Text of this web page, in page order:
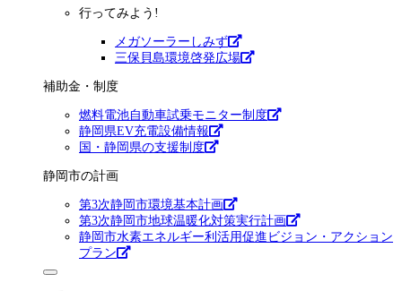
行ってみよう!
メガソーラーしみず
三保貝島環境啓発広場
補助金・制度
燃料電池自動車試乗モニター制度
静岡県EV充電設備情報
国・静岡県の支援制度
静岡市の計画
第3次静岡市環境基本計画
第3次静岡市地球温暖化対策実行計画
静岡市水素エネルギー利活用促進ビジョン・アクション
プラン